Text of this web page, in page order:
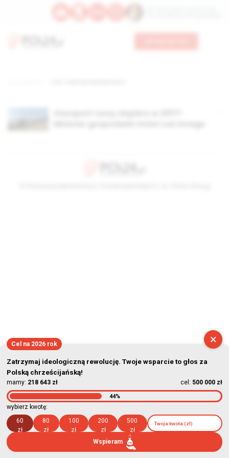
×
Cel na 2026 rok
Zatrzymaj ideologiczną rewolucję. Twoje wsparcie to głos za
Polską chrześcijańską!
mamy: 218 643 zł cel: 500 000 zł
44%
wybierz kwotę:
60
zł
80
zł
100
zł
200
zł
500
zł
Wspieram